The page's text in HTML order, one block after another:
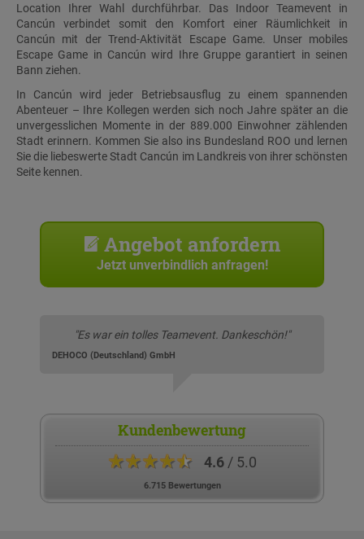
Location Ihrer Wahl durchführbar. Das Indoor Teamevent in
Cancún verbindet somit den Komfort einer Räumlichkeit in
Cancún mit der Trend-Aktivität Escape Game. Unser mobiles
Escape Game in Cancún wird Ihre Gruppe garantiert in seinen
Bann ziehen.
In Cancún wird jeder Betriebsausflug zu einem spannenden
Abenteuer – Ihre Kollegen werden sich noch Jahre später an die
unvergesslichen Momente in der 889.000 Einwohner zählenden
Stadt erinnern. Kommen Sie also ins Bundesland ROO und lernen
Sie die liebeswerte Stadt Cancún im Landkreis von ihrer schönsten
Seite kennen.
Angebot anfordern
Jetzt unverbindlich anfragen!
"Es war ein tolles Teamevent. Dankeschön!"
DEHOCO (Deutschland) GmbH
Kundenbewertung
★★★★★ 4.6/ 5.0
6.715 Bewertungen